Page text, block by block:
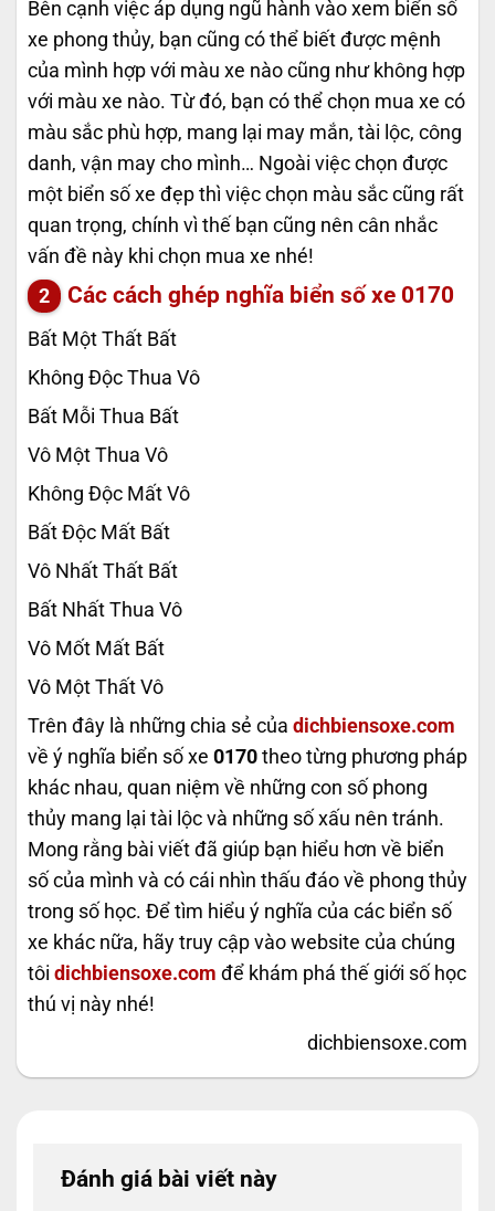
Bên cạnh việc áp dụng ngũ hành vào xem biển số
xe phong thủy, bạn cũng có thể biết được mệnh
của mình hợp với màu xe nào cũng như không hợp
với màu xe nào. Từ đó, bạn có thể chọn mua xe có
màu sắc phù hợp, mang lại may mắn, tài lộc, công
danh, vận may cho mình… Ngoài việc chọn được
một biển số xe đẹp thì việc chọn màu sắc cũng rất
quan trọng, chính vì thế bạn cũng nên cân nhắc
vấn đề này khi chọn mua xe nhé!
Các cách ghép nghĩa biển số xe 0170
Bất Một Thất Bất
Không Độc Thua Vô
Bất Mỗi Thua Bất
Vô Một Thua Vô
Không Độc Mất Vô
Bất Độc Mất Bất
Vô Nhất Thất Bất
Bất Nhất Thua Vô
Vô Mốt Mất Bất
Vô Một Thất Vô
Trên đây là những chia sẻ của dichbiensoxe.com
về ý nghĩa biển số xe 0170 theo từng phương pháp
khác nhau, quan niệm về những con số phong
thủy mang lại tài lộc và những số xấu nên tránh.
Mong rằng bài viết đã giúp bạn hiểu hơn về biển
số của mình và có cái nhìn thấu đáo về phong thủy
trong số học. Để tìm hiểu ý nghĩa của các biển số
xe khác nữa, hãy truy cập vào website của chúng
tôi dichbiensoxe.com để khám phá thế giới số học
thú vị này nhé!
dichbiensoxe.com
Đánh giá bài viết này